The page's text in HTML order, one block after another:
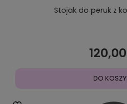
Stojak do peruk z
DO